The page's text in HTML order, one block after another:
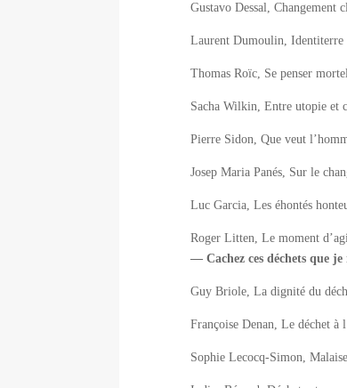
Gustavo Dessal,
Laurent Dumoulin, Identiterre
Thomas Roïc, Se penser
Sacha Wilkin, Entre utopie et
Pierre Sidon, Que veut
Josep Maria Panés, Sur le
Luc Garcia, Les éhontés
Roger Litten, Le moment
— Cachez ces déchets que
Guy Briole, La dignité du
Françoise Denan, Le déchet à
Sophie Lecocq-Simon,